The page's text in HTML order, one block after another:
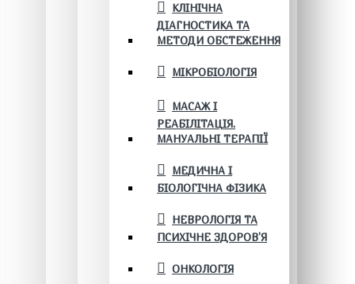
КЛІНІЧНА
ДІАГНОСТИКА ТА
МЕТОДИ ОБСТЕЖЕННЯ
МІКРОБІОЛОГІЯ
МАСАЖ І
РЕАБІЛІТАЦІЯ.
МАНУАЛЬНІ ТЕРАПІЇ
МЕДИЧНА І
БІОЛОГІЧНА ФІЗИКА
НЕВРОЛОГІЯ ТА
ПСИХІЧНЕ ЗДОРОВ’Я
ОНКОЛОГІЯ